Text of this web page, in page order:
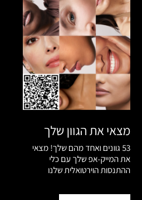
מצאי את הגוון שלך
53 גוונים ואחד מהם שלך! מצאי
את המייק-אפ שלך עם כלי
ההתנסות הוירטואלית שלנו